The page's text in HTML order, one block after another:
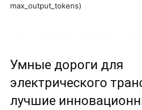
max_output_tokens)
Умные дороги для
электрического
лучшие